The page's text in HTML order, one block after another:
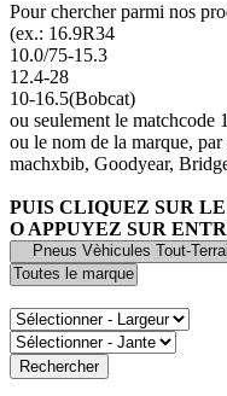
Pour chercher parmi nos
(ex.: 16.9R34
10.0/75-15.3
12.4-28
10-16.5(Bobcat)
ou seulement le matchcode
ou le nom de la marque,
machxbib, Goodyear,
PUIS CLIQUEZ SUR
O APPUYEZ SUR